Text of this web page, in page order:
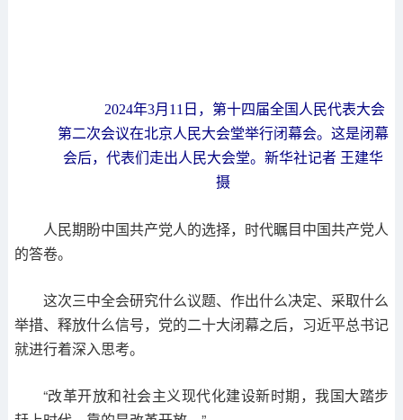
2024年3月11日，第十四届全国人民代表大会
第二次会议在北京人民大会堂举行闭幕会。这是闭幕
会后，代表们走出人民大会堂。新华社记者 王建华
摄
人民期盼中国共产党人的选择，时代瞩目中国共产党人
的答卷。
这次三中全会研究什么议题、作出什么决定、采取什么
举措、释放什么信号，党的二十大闭幕之后，习近平总书记
就进行着深入思考。
“改革开放和社会主义现代化建设新时期，我国大踏步